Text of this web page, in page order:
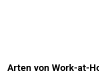
Arten von Work-at-